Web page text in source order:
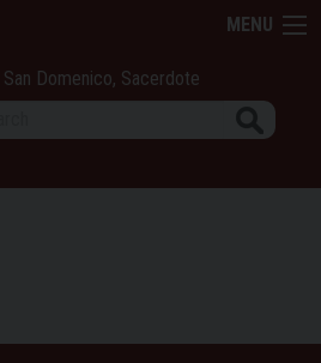
MENU
San Domenico, Sacerdote